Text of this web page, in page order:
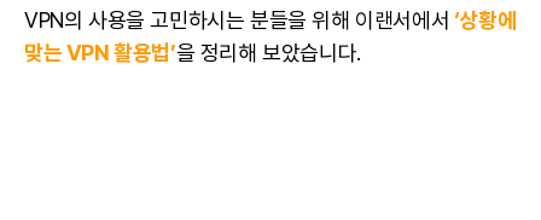
VPN의 사용을 고민하시는 분들을 위해 이랜서에서 ‘상황에
맞는 VPN 활용법’을 정리해 보았습니다.